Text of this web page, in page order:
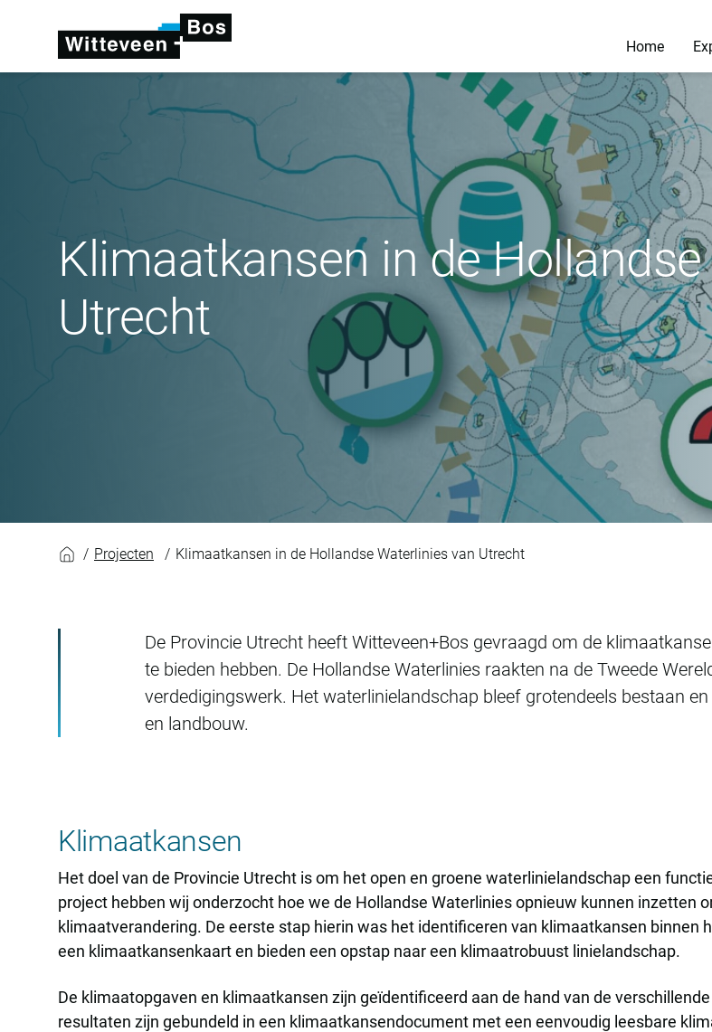
Home
Klimaatkansen in de
Utrecht
Klimaatkansen in de Hollandse
Projecten Klimaatkansen in de Hollandse Waterlinies van Utrecht
De Provincie Utrecht heeft Witteveen+Bos gevraagd om de
te bieden hebben. De Hollandse Waterlinies raakten na de Tweede
verdedigingswerk. Het waterlinielandschap bleef grotendeels bestaan
en landbouw.
Klimaatkansen
Het doel van de Provincie Utrecht is om het open en groene waterlinielandschap een
project hebben wij onderzocht hoe we de Hollandse Waterlinies opnieuw kunnen inzetten
klimaatverandering. De eerste stap hierin was het identificeren van klimaatkansen
een klimaatkansenkaart en bieden een opstap naar een klimaatrobuust linielandschap.
De klimaatopgaven en klimaatkansen zijn geïdentificeerd aan de hand van de
resultaten zijn gebundeld in een klimaatkansendocument met een eenvoudig leesbare